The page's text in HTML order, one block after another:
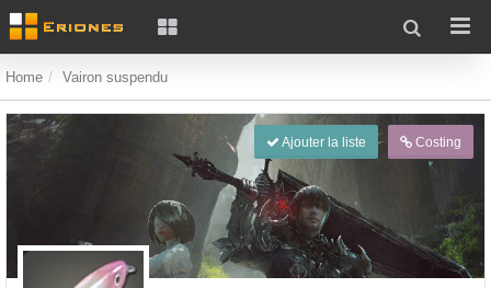
Home Vairon suspendu
Ajouter la liste Costing